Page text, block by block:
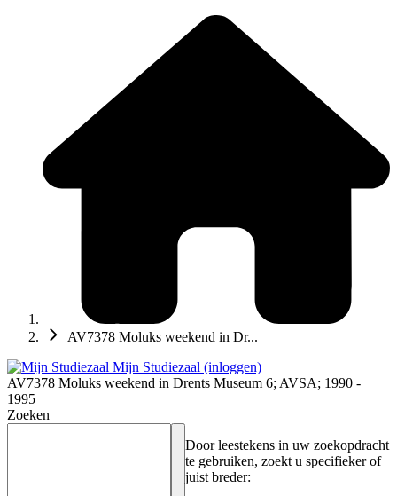
AV7378 Moluks weekend in Dr...
Mijn Studiezaal (inloggen)
AV7378 Moluks weekend in Drents Museum 6; AVSA; 1990 -
1995
Zoeken
Door leestekens in uw zoekopdracht
te gebruiken, zoekt u specifieker of
juist breder: